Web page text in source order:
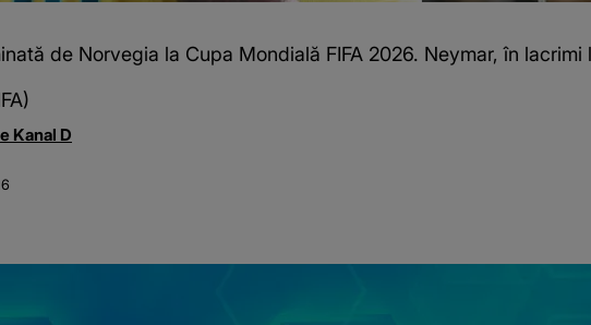
de Norvegia la Cupa Mondială FIFA 2026. Neymar, în
Kanal D